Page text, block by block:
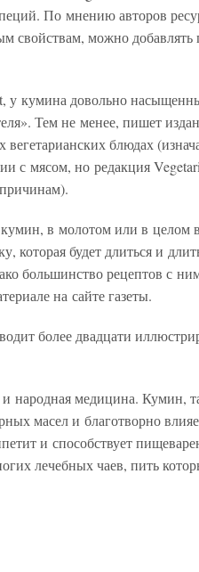
По мнению авторов
свойствам, можно
у кумина довольно
Тем не менее, пишет
блюдах
с мясом, но редакция
в молотом или в целом
которая будет длиться и
большинство рецептов с
на сайте газеты.
более двадцати
народная медицина. Кумин,
масел и благотворно
и способствует
лечебных чаев, пить